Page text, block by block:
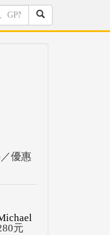
／優惠
元